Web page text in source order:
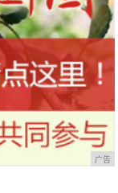
广告